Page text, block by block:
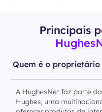
Principais
Quem é o proprietário
A HughesNet faz parte
Hughes, uma